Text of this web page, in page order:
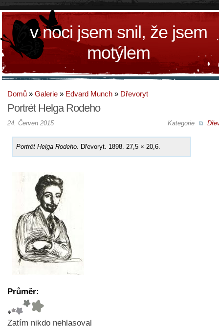
v noci jsem snil, že jsem
motýlem
Domů » Galerie » Edvard Munch » Dřevoryt
Portrét Helga Rodeho
Kategorie
24. Červen 2015
Portrét Helga Rodeho . Dřevoryt. 1898. 27,5 × 20,6.
Průměr:
Zatím nikdo nehlasoval